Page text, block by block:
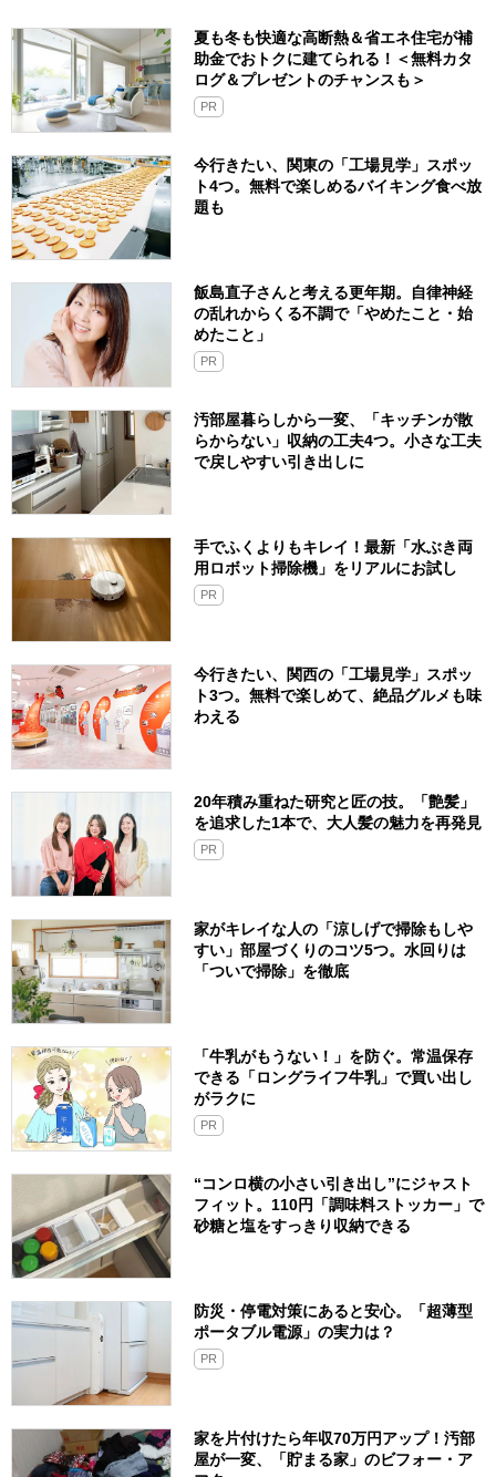
夏も冬も快適な高断熱＆省エネ住宅が補
助金でおトクに建てられる！＜無料カタ
ログ＆プレゼントのチャンスも＞
PR
今行きたい、関東の「工場見学」スポッ
ト4つ。無料で楽しめるバイキング食べ放
題も
飯島直子さんと考える更年期。自律神経
の乱れからくる不調で「やめたこと・始
めたこと」
PR
汚部屋暮らしから一変、「キッチンが散
らからない」収納の工夫4つ。小さな工夫
で戻しやすい引き出しに
手でふくよりもキレイ！最新「水ぶき両
用ロボット掃除機」をリアルにお試し
PR
今行きたい、関西の「工場見学」スポッ
ト3つ。無料で楽しめて、絶品グルメも味
わえる
20年積み重ねた研究と匠の技。「艶髪」
を追求した1本で、大人髪の魅力を再発見
PR
家がキレイな人の「涼しげで掃除もしや
すい」部屋づくりのコツ5つ。水回りは
「ついで掃除」を徹底
「牛乳がもうない！」を防ぐ。常温保存
できる「ロングライフ牛乳」で買い出し
がラクに
PR
“コンロ横の小さい引き出し”にジャスト
フィット。110円「調味料ストッカー」で
砂糖と塩をすっきり収納できる
防災・停電対策にあると安心。「超薄型
ポータブル電源」の実力は？​
PR
家を片付けたら年収70万円アップ！汚部
屋が一変、「貯まる家」のビフォー・ア